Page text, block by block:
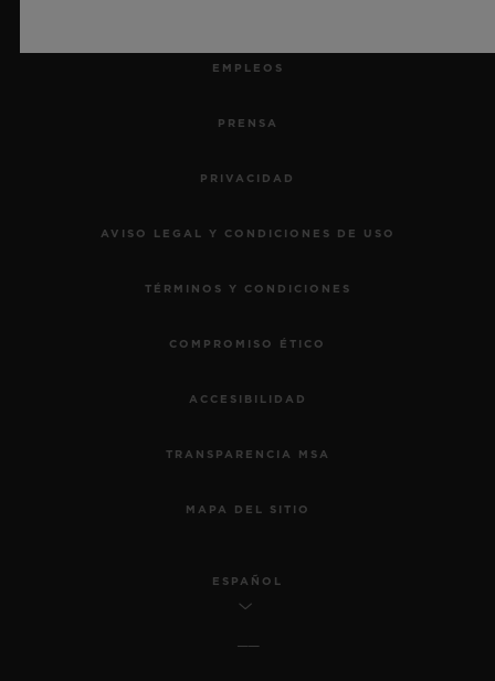
EMPLEOS
PRENSA
PRIVACIDAD
AVISO LEGAL Y CONDICIONES DE USO
TÉRMINOS Y CONDICIONES
COMPROMISO ÉTICO
ACCESIBILIDAD
TRANSPARENCIA MSA
MAPA DEL SITIO
ESPAÑOL